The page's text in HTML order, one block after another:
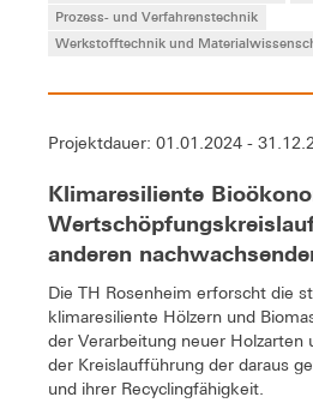
Prozess- und Verfahrenstechnik
Werkstofftechnik und
Projektdauer: 01.01.2024 -
Klimaresiliente
anderen
Die TH Rosenheim erforscht die
klimaresiliente Hölzern und
der Verarbeitung neuer Holzarten
der Kreislaufführung der daraus
und ihrer Recyclingfähigkeit.